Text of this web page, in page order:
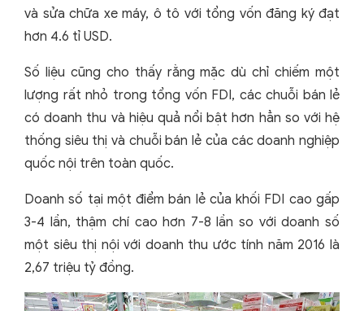
và sửa chữa xe máy, ô tô với tổng vốn đăng ký đạt
hơn 4.6 tỉ USD.
Số liệu cũng cho thấy rằng mặc dù chỉ chiếm một
lượng rất nhỏ trong tổng vốn FDI, các chuỗi bán lẻ
có doanh thu và hiệu quả nổi bật hơn hẳn so với hệ
thống siêu thị và chuỗi bán lẻ của các doanh nghiệp
quốc nội trên toàn quốc.
Doanh số tại một điểm bán lẻ của khối FDI cao gấp
3-4 lần, thậm chí cao hơn 7-8 lần so với doanh số
một siêu thị nội với doanh thu ước tính năm 2016 là
2,67 triệu tỷ đồng.